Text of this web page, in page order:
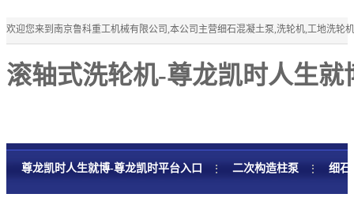
欢迎您来到南京鲁科重工机械有限公司,本公司主营细石混凝土泵,洗轮机,工地洗轮
滚轴式洗轮机-尊龙凯时人生就
尊龙凯时人生就博-尊龙凯时平台入口 二次构造柱泵 细石